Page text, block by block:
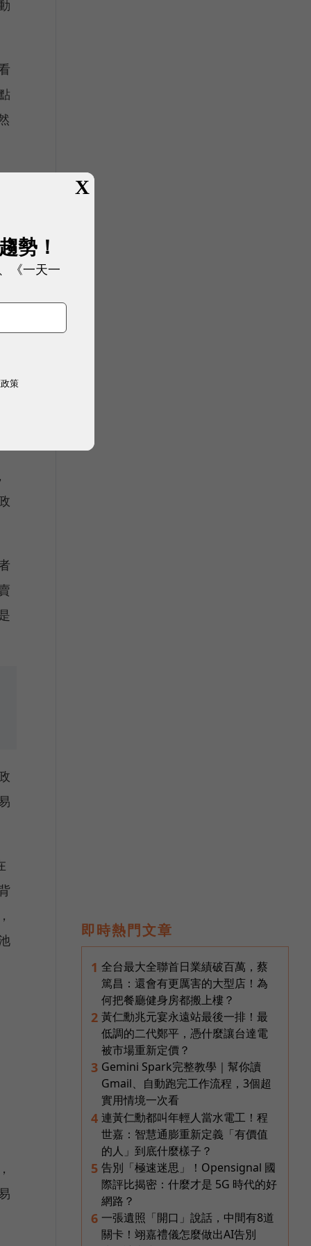
即時熱門文章
1 全台最大全聯首日業績破百萬，蔡
篤昌：還會有更厲害的大型店！為
何把餐廳健身房都搬上樓？
2 黃仁勳兆元宴永遠站最後一排！最
低調的二代鄭平，憑什麼讓台達電
被市場重新定價？
3 Gemini Spark完整教學｜幫你讀
Gmail、自動跑完工作流程，3個超
實用情境一次看
4 連黃仁勳都叫年輕人當水電工！程
世嘉：智慧通膨重新定義「有價值
的人」到底什麼樣子？
5 告別「極速迷思」！Opensignal 國
際評比揭密：什麼才是 5G 時代的好
網路？
6 一張遺照「開口」說話，中間有8道
關卡！翊嘉禮儀怎麼做出AI告別
X
勢！
《一天一
策